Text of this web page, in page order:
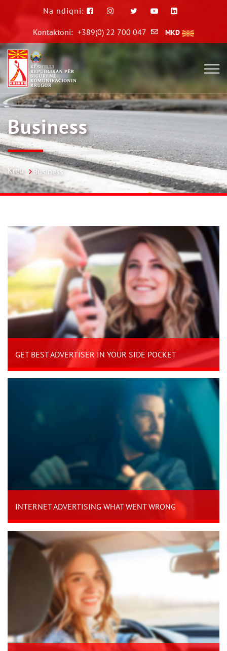
Na ndiqni:
Kontaktoni: +389(0) 22 700 047 MKD
Business
Kreu Business
GET BEST ADVERTISER IN YOUR SIDE POCKET
INTERNET ADVERTISING WHAT WENT WRONG